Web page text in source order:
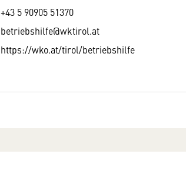
+43 5 90905 51370
betriebshilfe@wktirol.at
https://wko.at/tirol/betriebshilfe